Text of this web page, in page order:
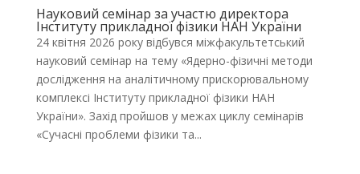
Науковий семінар за участю директора
Інституту прикладної фізики НАН України
24 квітня 2026 року відбувся міжфакультетський
науковий семінар на тему «Ядерно-фізичні методи
дослідження на аналітичному прискорювальному
комплексі Інституту прикладної фізики НАН
України». Захід пройшов у межах циклу семінарів
«Сучасні проблеми фізики та...